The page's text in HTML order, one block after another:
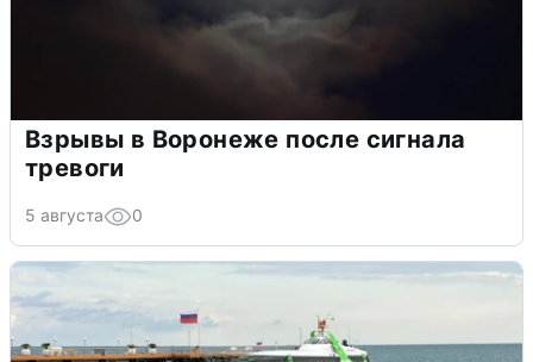
Взрывы в Воронеже после сигнала
тревоги
5 августа 0